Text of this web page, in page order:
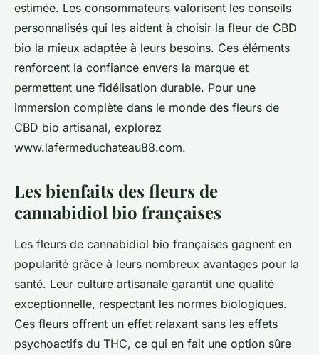
estimée. Les consommateurs valorisent les conseils
personnalisés qui les aident à choisir la fleur de CBD
bio la mieux adaptée à leurs besoins. Ces éléments
renforcent la confiance envers la marque et
permettent une fidélisation durable. Pour une
immersion complète dans le monde des fleurs de
CBD bio artisanal, explorez
www.lafermeduchateau88.com.
Les bienfaits des fleurs de
cannabidiol bio françaises
Les fleurs de cannabidiol bio françaises gagnent en
popularité grâce à leurs nombreux avantages pour la
santé. Leur culture artisanale garantit une qualité
exceptionnelle, respectant les normes biologiques.
Ces fleurs offrent un effet relaxant sans les effets
psychoactifs du THC, ce qui en fait une option sûre